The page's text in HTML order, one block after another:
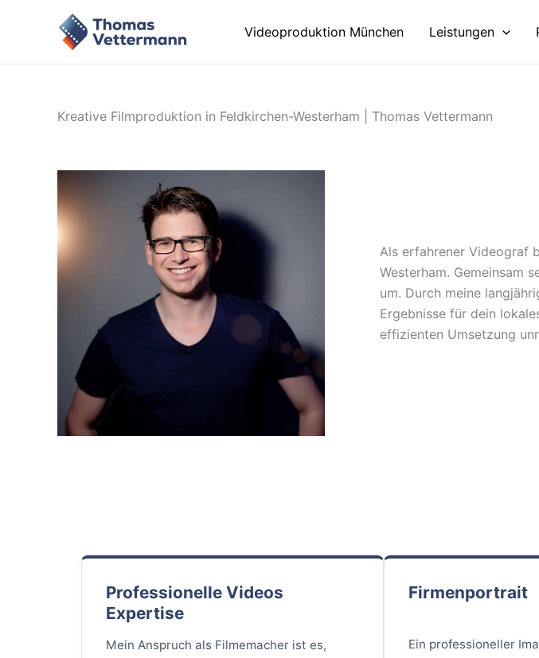
Videoproduktion München Leistungen
Kreative Filmproduktion in Feldkirchen-Westerham | Thomas Vettermann
Als erfahrener Videograf
Westerham. Gemeinsam
um. Durch meine
Ergebnisse für dein
effizienten Umsetzung
Professionelle Videos
Expertise
Mein Anspruch als Filmemacher ist es,
Firmenportrait
Ein professioneller